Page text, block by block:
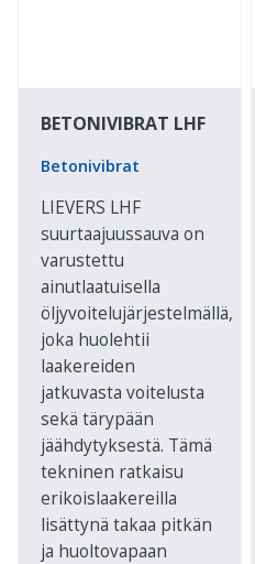
BETONIVIBRAT LHF
Betonivibrat
LIEVERS LHF
suurtaajuussauva on
varustettu
ainutlaatuisella
öljyvoitelujärjestelmällä,
joka huolehtii
laakereiden
jatkuvasta voitelusta
sekä tärypään
jäähdytyksestä. Tämä
tekninen ratkaisu
erikoislaakereilla
lisättynä takaa pitkän
ja huoltovapaan